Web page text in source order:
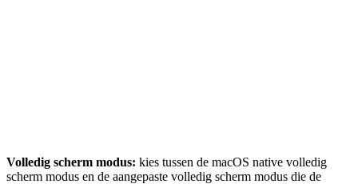
Volledig scherm modus: kies tussen de macOS native volledig
scherm modus en de aangepaste volledig scherm modus die de